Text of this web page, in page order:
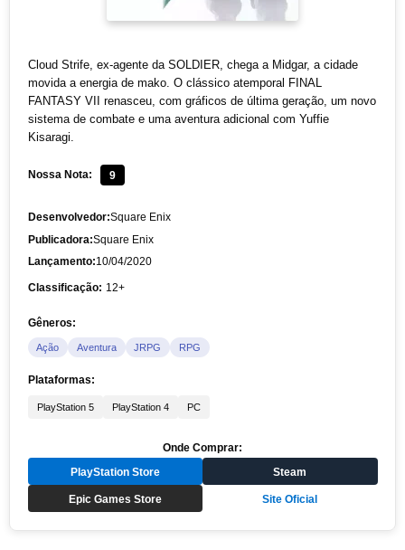
Cloud Strife, ex-agente da SOLDIER, chega a Midgar, a cidade
movida a energia de mako. O clássico atemporal FINAL
FANTASY VII renasceu, com gráficos de última geração, um novo
sistema de combate e uma aventura adicional com Yuffie
Kisaragi.
Nossa Nota: 9
Desenvolvedor:Square Enix
Publicadora:Square Enix
Lançamento:10/04/2020
Classificação: 12+
Gêneros:
Ação Aventura JRPG RPG
Plataformas:
PlayStation 5 PlayStation 4 PC
Onde Comprar:
PlayStation Store Steam
Epic Games Store Site Oficial